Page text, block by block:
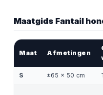
Maatgids Fantail
Maat Afmetingen
S ±65 x 50 cm